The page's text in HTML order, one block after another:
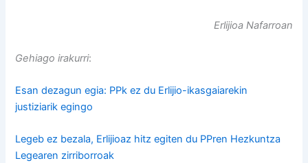
Erlijioa Nafarroan
Gehiago irakurri:
Esan dezagun egia: PPk ez du Erlijio-ikasgaiarekin
justiziarik egingo
Legeb ez bezala, Erlijioaz hitz egiten du PPren Hezkuntza
Legearen zirriborroak